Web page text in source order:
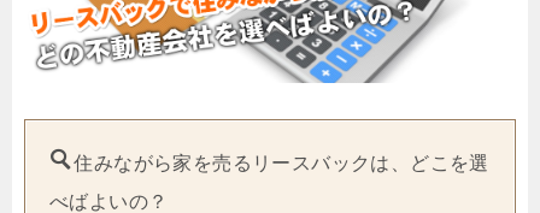
住みながら家を売るリースバックは、どこを選
べばよいの？